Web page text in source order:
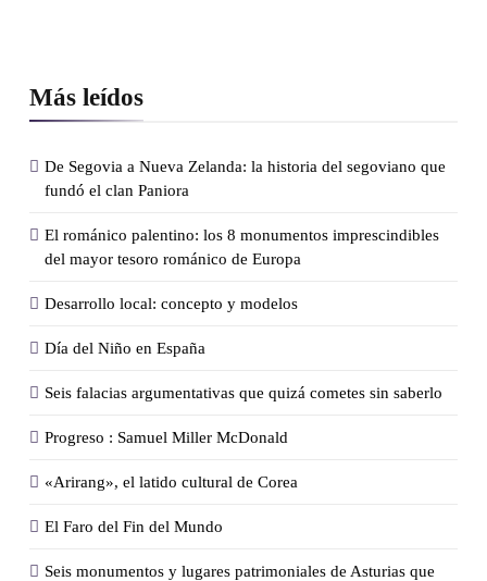
Más leídos
De Segovia a Nueva Zelanda: la historia del segoviano que
fundó el clan Paniora
El románico palentino: los 8 monumentos imprescindibles
del mayor tesoro románico de Europa
Desarrollo local: concepto y modelos
Día del Niño en España
Seis falacias argumentativas que quizá cometes sin saberlo
Progreso : Samuel Miller McDonald
«Arirang», el latido cultural de Corea
El Faro del Fin del Mundo
Seis monumentos y lugares patrimoniales de Asturias que